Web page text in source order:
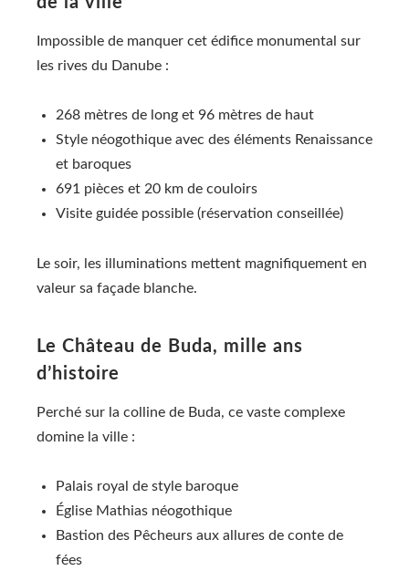
Impossible de manquer cet édifice monumental sur
les rives du Danube :
268 mètres de long et 96 mètres de haut
Style néogothique avec des éléments Renaissance
et baroques
691 pièces et 20 km de couloirs
Visite guidée possible (réservation conseillée)
Le soir, les illuminations mettent magnifiquement en
valeur sa façade blanche.
Le Château de Buda, mille ans
d’histoire
Perché sur la colline de Buda, ce vaste complexe
domine la ville :
Palais royal de style baroque
Église Mathias néogothique
Bastion des Pêcheurs aux allures de conte de
fées